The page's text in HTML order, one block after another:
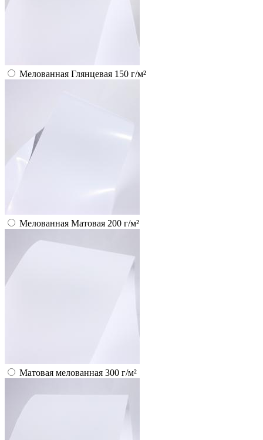
Мелованная Глянцевая 150 г/м²
Мелованная Матовая 200 г/м²
Матовая мелованная 300 г/м²